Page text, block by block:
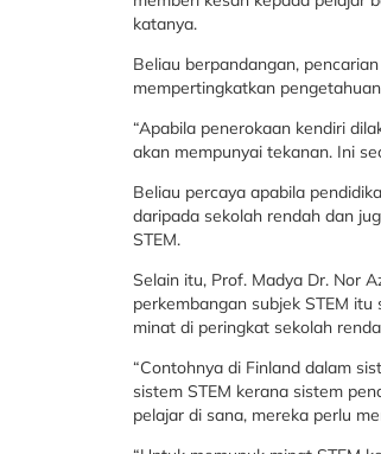
katanya.
Beliau berpandangan,
mempertingkatkan
“Apabila penerokaan kendiri
akan mempunyai tekanan. Ini
Beliau percaya apabila
daripada sekolah rendah dan
STEM.
Selain itu, Prof. Madya Dr. Nor
perkembangan subjek STEM
minat di peringkat sekolah
“Contohnya di Finland dalam
sistem STEM kerana sistem
pelajar di sana, mereka perlu